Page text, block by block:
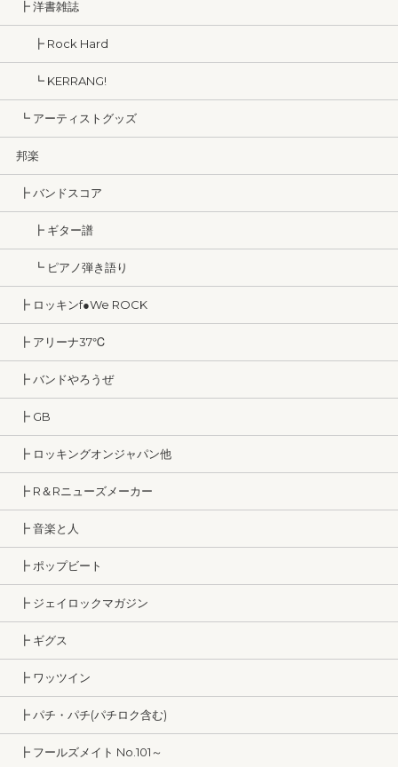
┣ 洋書雑誌
┣ Rock Hard
┗ KERRANG!
┗ アーティストグッズ
邦楽
┣ バンドスコア
┣ ギター譜
┗ ピアノ弾き語り
┣ ロッキンf●We ROCK
┣ アリーナ37℃
┣ バンドやろうぜ
┣ GB
┣ ロッキングオンジャパン他
┣ R＆Rニューズメーカー
┣ 音楽と人
┣ ポップビート
┣ ジェイロックマガジン
┣ ギグス
┣ ワッツイン
┣ パチ・パチ(パチロク含む)
┣ フールズメイト No.101～